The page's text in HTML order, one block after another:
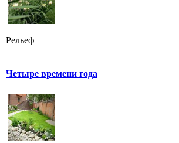
Рельеф
Четыре времени года